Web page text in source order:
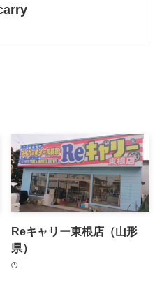
Reキャリー東根店（山形
県）